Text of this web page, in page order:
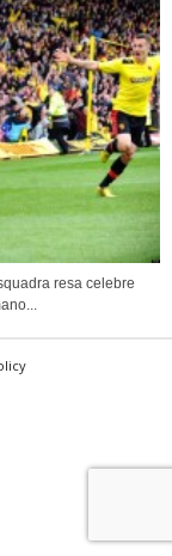
resa celebre